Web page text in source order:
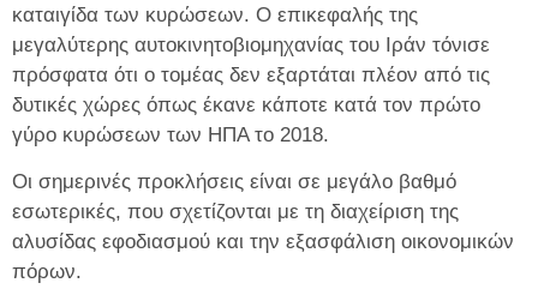
καταιγίδα των κυρώσεων. Ο επικεφαλής της
μεγαλύτερης αυτοκινητοβιομηχανίας του Ιράν τόνισε
πρόσφατα ότι ο τομέας δεν εξαρτάται πλέον από τις
δυτικές χώρες όπως έκανε κάποτε κατά τον πρώτο
γύρο κυρώσεων των ΗΠΑ το 2018.
Οι σημερινές προκλήσεις είναι σε μεγάλο βαθμό
εσωτερικές, που σχετίζονται με τη διαχείριση της
αλυσίδας εφοδιασμού και την εξασφάλιση οικονομικών
πόρων.